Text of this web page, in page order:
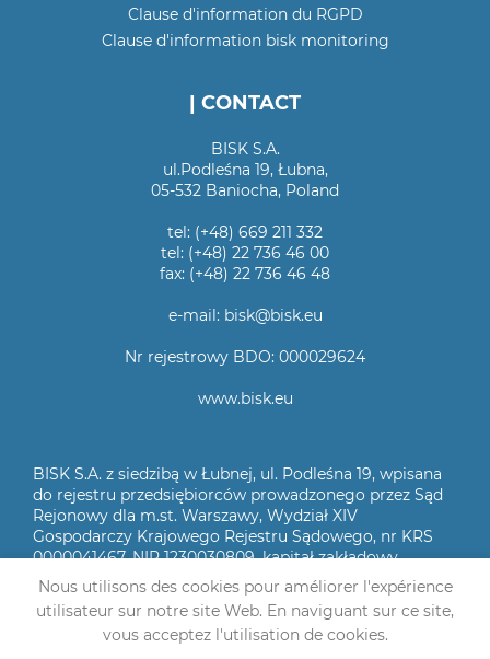
Clause d'information du RGPD
Clause d'information bisk monitoring
| CONTACT
BISK S.A.
ul.Podleśna 19, Łubna,
05-532 Baniocha, Poland
tel: (+48) 669 211 332
tel: (+48) 22 736 46 00
fax: (+48) 22 736 46 48
e-mail: bisk@bisk.eu
Nr rejestrowy BDO: 000029624
www.bisk.eu
BISK S.A. z siedzibą w Łubnej, ul. Podleśna 19, wpisana
do rejestru przedsiębiorców prowadzonego przez Sąd
Rejonowy dla m.st. Warszawy, Wydział XIV
Gospodarczy Krajowego Rejestru Sądowego, nr KRS
0000041467, NIP 1230030809, kapitał zakładowy
2.000.000 zł wpłacony w całości
© 2021 BISK S.A.
Nous utilisons des cookies pour améliorer l'expérience
utilisateur sur notre site Web. En naviguant sur ce site,
vous acceptez l'utilisation de cookies.